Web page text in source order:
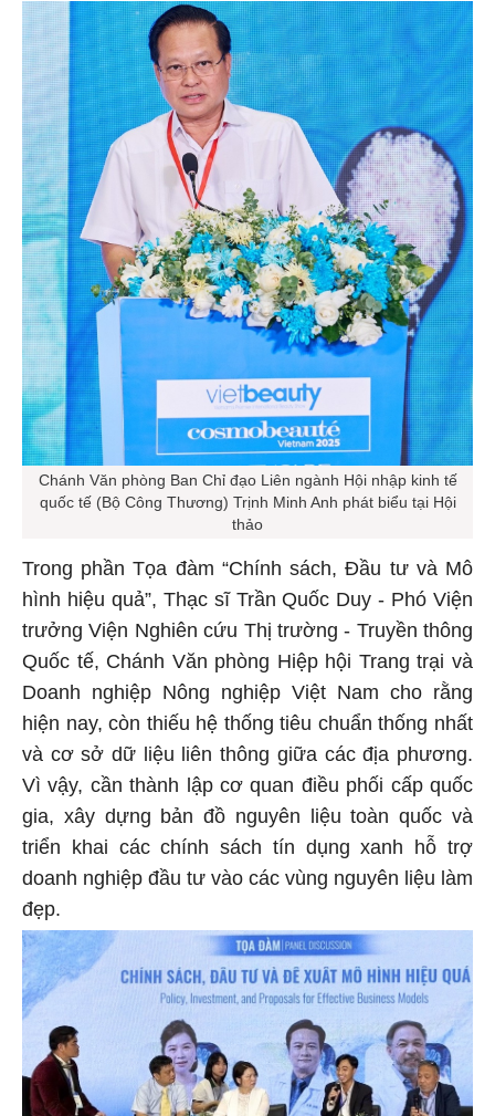
Chánh Văn phòng Ban Chỉ đạo Liên ngành Hội nhập kinh tế
quốc tế (Bộ Công Thương) Trịnh Minh Anh phát biểu tại Hội
thảo
Trong phần Tọa đàm “Chính sách, Đầu tư và Mô
hình hiệu quả”, Thạc sĩ Trần Quốc Duy - Phó Viện
trưởng Viện Nghiên cứu Thị trường - Truyền thông
Quốc tế, Chánh Văn phòng Hiệp hội Trang trại và
Doanh nghiệp Nông nghiệp Việt Nam cho rằng
hiện nay, còn thiếu hệ thống tiêu chuẩn thống nhất
và cơ sở dữ liệu liên thông giữa các địa phương.
Vì vậy, cần thành lập cơ quan điều phối cấp quốc
gia, xây dựng bản đồ nguyên liệu toàn quốc và
triển khai các chính sách tín dụng xanh hỗ trợ
doanh nghiệp đầu tư vào các vùng nguyên liệu làm
đẹp.